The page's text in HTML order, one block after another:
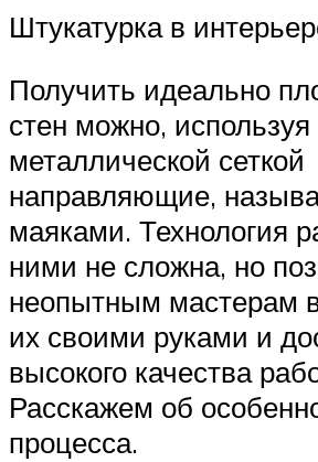
Штукатурка в
Получить идеально
стен можно, используя
металлической сеткой
направляющие,
маяками. Технология
ними не сложна, но
неопытным мастерам
их своими руками и
высокого качества
Расскажем об
процесса.